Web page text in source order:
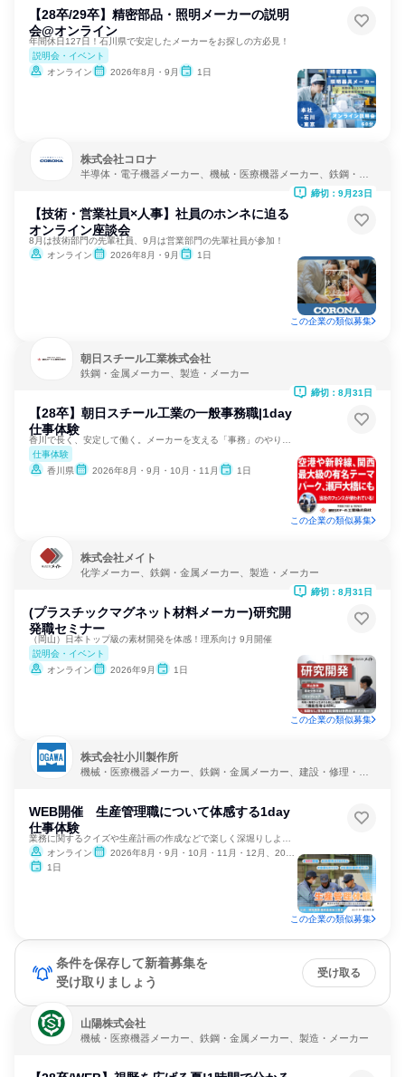
【28卒/29卒】精密部品・照明メーカーの説明
会@オンライン
年間休日127日！石川県で安定したメーカーをお探しの方必見！
説明会・イベント
オンライン
2026年8月・9月 1日
株式会社コロナ
半導体・電子機器メーカー、機械・医療機器メーカー、鉄鋼・金
【技術・営業社員×人事】社員のホンネに迫る
オンライン座談会
8月は技術部門の先輩社員、9月は営業部門の先輩社員が参加！
オンライン
2026年8月・9月 1日
締切：9月23日
この企業の類似募集
朝日スチール工業株式会社
鉄鋼・金属メーカー、製造・メーカー
【28卒】朝日スチール工業の一般事務職|1day
仕事体験
仕事体験
香川県
2026年8月・9月・10月・11月 1日
締切：8月31日
この企業の類似募集
株式会社メイト
化学メーカー、鉄鋼・金属メーカー、製造・メーカー
(プラスチックマグネット材料メーカー)研究開
発職セミナー
（岡山）日本トップ級の素材開発を体感！理系向け 9月開催
説明会・イベント
オンライン
2026年9月 1日
締切：8月31日
この企業の類似募集
株式会社小川製作所
機械・医療機器メーカー、鉄鋼・金属メーカー、建設・修理・メ
WEB開催 生産管理職について体感する1day
仕事体験
オンライン
2026年8月・9月・10月・11月・12月、2027年1月・2月
1日
この企業の類似募集
条件を保存して新着募集を
受け取りましょう
受け取る
山陽株式会社
機械・医療機器メーカー、鉄鋼・金属メーカー、製造・メーカー